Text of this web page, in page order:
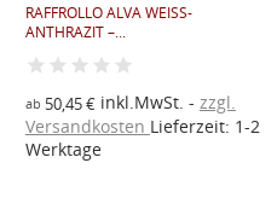
RAFFROLLO ALVA WEISS-A
NTHRAZIT –...
ab 50,45 €inkl.MwSt.
zzgl.
Versandkosten Lieferzeit: 1-2
Werktage